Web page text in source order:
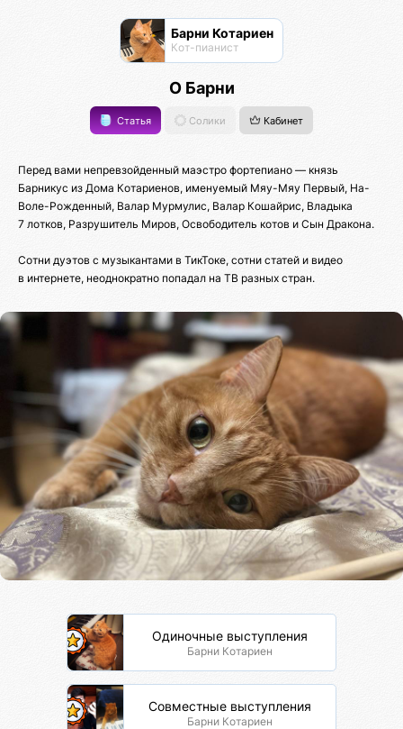
Барни Котариен
Кот-пианист
О Барни
Статья Солики Кабинет
Перед вами непревзойденный маэстро фортепиано — князь
Барникус из Дома Котариенов, именуемый Мяу-Мяу Первый, На-
Воле-Рожденный, Валар Мурмулис, Валар Кошайрис, Владыка
7 лотков, Разрушитель Миров, Освободитель котов и Сын Дракона.
Сотни дуэтов с музыкантами в ТикТоке, сотни статей и видео
в интернете, неоднократно попадал на ТВ разных стран.
Одиночные выступления
Барни Котариен
Совместные выступления
Барни Котариен